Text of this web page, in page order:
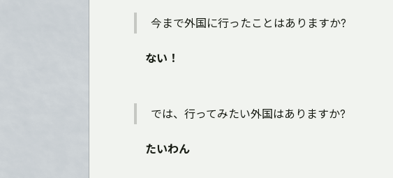
今まで外国に行ったことはありますか?
ない！
では、行ってみたい外国はありますか?
たいわん